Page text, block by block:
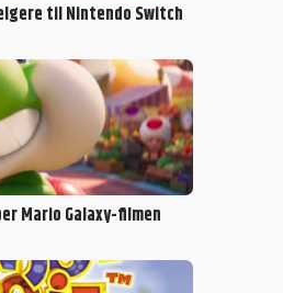
til Nintendo Switch
Mario Galaxy-filmen